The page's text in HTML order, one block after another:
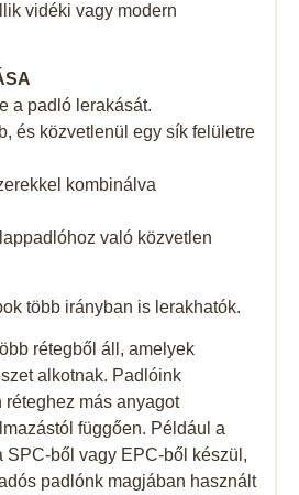
vidéki vagy modern
a padló lerakását.
és közvetlenül egy sík felületre
kombinálva
való közvetlen
több irányban is lerakhatók.
rétegből áll, amelyek
alkotnak. Padlóink
más anyagot
függően. Például a
SPC-ből vagy EPC-ből készül,
padlónk magjában használt